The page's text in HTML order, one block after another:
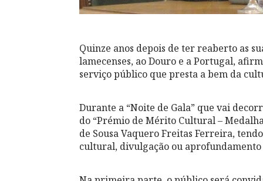
Quinze anos depois de ter reaberto as
lamecenses, ao Douro e a Portugal,
serviço público que presta a bem da
Durante a “Noite de Gala” que vai
do “Prémio de Mérito Cultural –
de Sousa Vaquero Freitas Ferreira,
cultural, divulgação ou